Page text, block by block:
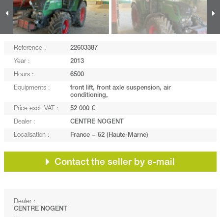
Reference : 22603387
Year : 2013
Hours : 6500
Equipments :
front lift, front axle suspension, air
conditioning,
Price excl. VAT : 52 000 €
Dealer : CENTRE NOGENT
Localisation : France − 52 (Haute-Marne)
Contact the seller by e-mail
Dealer :
CENTRE NOGENT